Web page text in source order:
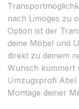
nach Limoges zu
Option ist der
deine Möbel und
direkt zu deinem
Wunsch kümmert
Umzugsprofi Abel
Montage deiner